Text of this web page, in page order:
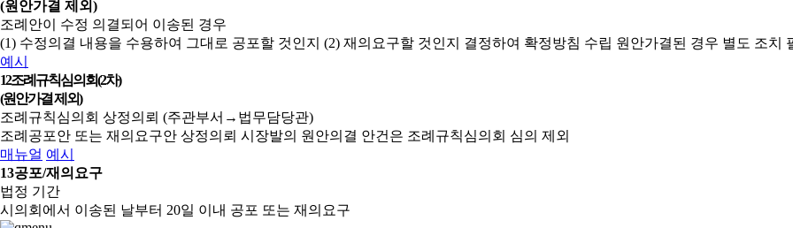
(원안가결 제외)
조례안이 수정 의결되어 이송된 경우
(1) 수정의결 내용을 수용하여 그대로 공포할 것인지 (2) 재의요구할 것인지 결정하여 확정방침 수립 원안가결된 경우 별도 조치
예시
12조례규칙심의회(2차)
(원안가결 제외)
조례규칙심의회 상정의뢰 (주관부서→법무담당관)
조례공포안 또는 재의요구안 상정의뢰 시장발의 원안의결 안건은 조례규칙심의회 심의 제외
매뉴얼 예시
13공포/재의요구
법정 기간
시의회에서 이송된 날부터 20일 이내 공포 또는 재의요구